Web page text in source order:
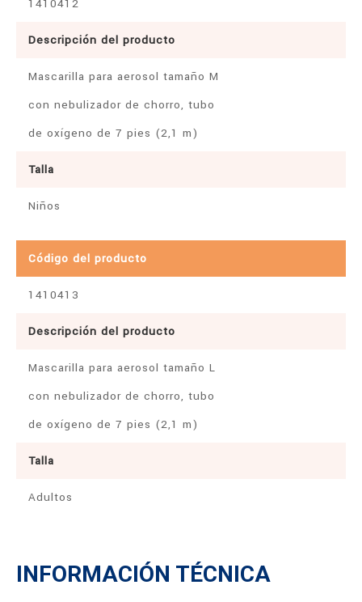
1410412
Descripción del producto
Mascarilla para aerosol tamaño M
con nebulizador de chorro, tubo
de oxígeno de 7 pies (2,1 m)
Talla
Niños
Código del producto
1410413
Descripción del producto
Mascarilla para aerosol tamaño L
con nebulizador de chorro, tubo
de oxígeno de 7 pies (2,1 m)
Talla
Adultos
INFORMACIÓN TÉCNICA